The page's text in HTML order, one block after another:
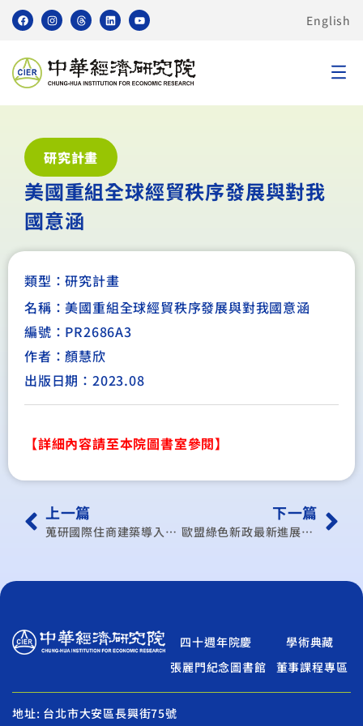
English
研究計畫
美國重組全球經貿秩序發展與對我
國意涵
類型：研究計畫
名稱：美國重組全球經貿秩序發展與對我國意涵
編號：PR2686A3
作者：顏慧欣
出版日期：2023.08
【詳細內容請至本院圖書室參閱】
上一篇
蒐研國際住商建築導入能源服務模式之案例，並探討國內住商低碳建築之策略做法計畫
下一篇
歐盟綠色新政最新進展及對我國產業之影響
四十週年院慶
學術典藏
張麗門紀念圖書館
董事課程專區
地址: 台北市大安區長興街75號